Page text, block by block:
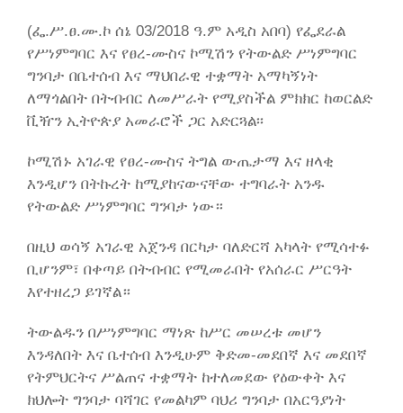
(ፌ.ሥ.ፀ.ሙ.ኮ ሰኔ 03/2018 ዓ.ም አዲስ አበባ) የፌደራል
የሥነምግባር እና የፀረ-ሙስና ኮሚሽን የትውልድ ሥነምግባር
ግንባታ በቤተሰብ እና ማህበራዊ ተቋማት አማካኝነት
ለማጎልበት በትብብር ለመሥራት የሚያስችል ምክክር ከወርልድ
ቪዥን ኢትዮጵያ አመራሮች ጋር አድርጓል፡፡
ኮሚሽኑ አገራዊ የፀረ-ሙስና ትግል ውጤታማ እና ዘላቂ
እንዲሆን በትኩረት ከሚያከናውናቸው ተግባራት አንዱ
የትውልድ ሥነምግባር ግንባታ ነው።
በዚህ ወሳኝ አገራዊ አጀንዳ በርካታ ባለድርሻ አካላት የሚሳተፉ
ቢሆንም፣ በቀጣይ በትብብር የሚመራበት የአሰራር ሥርዓት
እየተዘረጋ ይገኛል።
ትውልዱን በሥነምግባር ማነጽ ከሥር መሠረቱ መሆን
እንዳለበት እና ቤተሰብ እንዲሁም ቅድመ-መደበኛ እና መደበኛ
የትምህርትና ሥልጠና ተቋማት ከተለመደው የዕውቀት እና
ክህሎት ግንባታ ባሻገር የመልካም ባህሪ ግንባታ በአርዓያነት